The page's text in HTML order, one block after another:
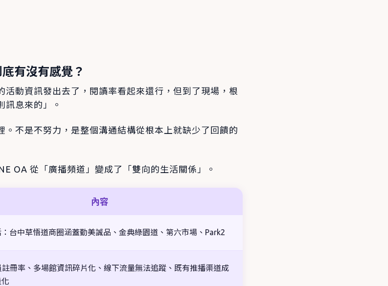
有沒有感覺？
動資訊發出去了，閱讀率看起來還行，但到了現場，根
訊息來的」。
。不是不努力，是整個溝通結構從根本上就缺少了回饋的
OA 從「廣播頻道」變成了「雙向的生活關係」。
內容
台中草悟道商圈涵蓋勤美誠品、金典綠園道、第六市場、Park2
註冊率、多場館資訊碎片化、線下流量無法追蹤、既有推播渠道成